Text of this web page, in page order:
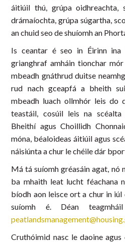
áitiúil thú, grúpa oidhreachta,
drámaíochta, grúpa súgartha,
an chuid seo de shuíomh an
Is ceantar é seo in Éirinn ina
grianghraf amháin tionchar
mbeadh gnáthrud duitse
rud nach gceapfá a bheith
mbeadh luach ollmhór leis do
teastáil, cosúil leis na scéalta
Bheithí agus Choillidh
móna, béaloideas áitiúil agus
náisiúnta a chur le chéile dár
Má tá suíomh gréasáin agat, nó
ba mhaith leat lucht féachana
bíodh aon leisce ort a chur in
suíomh é. Déan
Cruthóimid nasc le daoine